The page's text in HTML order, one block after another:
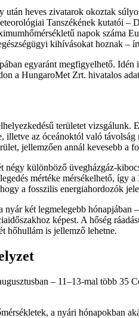
heves zivatarok okoztak
Tanszékének kutatói
napok száma
kihívásokat hoznak –
egyaránt megfigyelhető.
a HungaroMet Zrt. hivatalos
területet
az óceánoktól való
jellemzően annál kevesebb a
négy különböző üvegházgáz-
mértéke mérsékelhető,
a fosszilis energiahordozók
két legmelegebb
képest. A hőség
hőhullám is jellemző lehetne.
– 11–13-mal több
a nyári hónapokban